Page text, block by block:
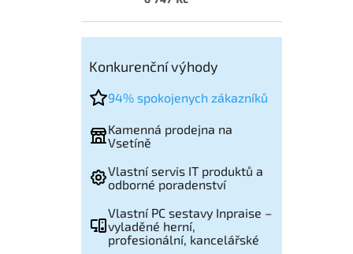
Konkurenční výhody
94% spokojenych zákazníků
Kamenná prodejna na
Vsetíně
Vlastní servis IT produktů a
odborné poradenství
Vlastní PC sestavy Inpraise –
vyladěné herní,
profesionální, kancelářské